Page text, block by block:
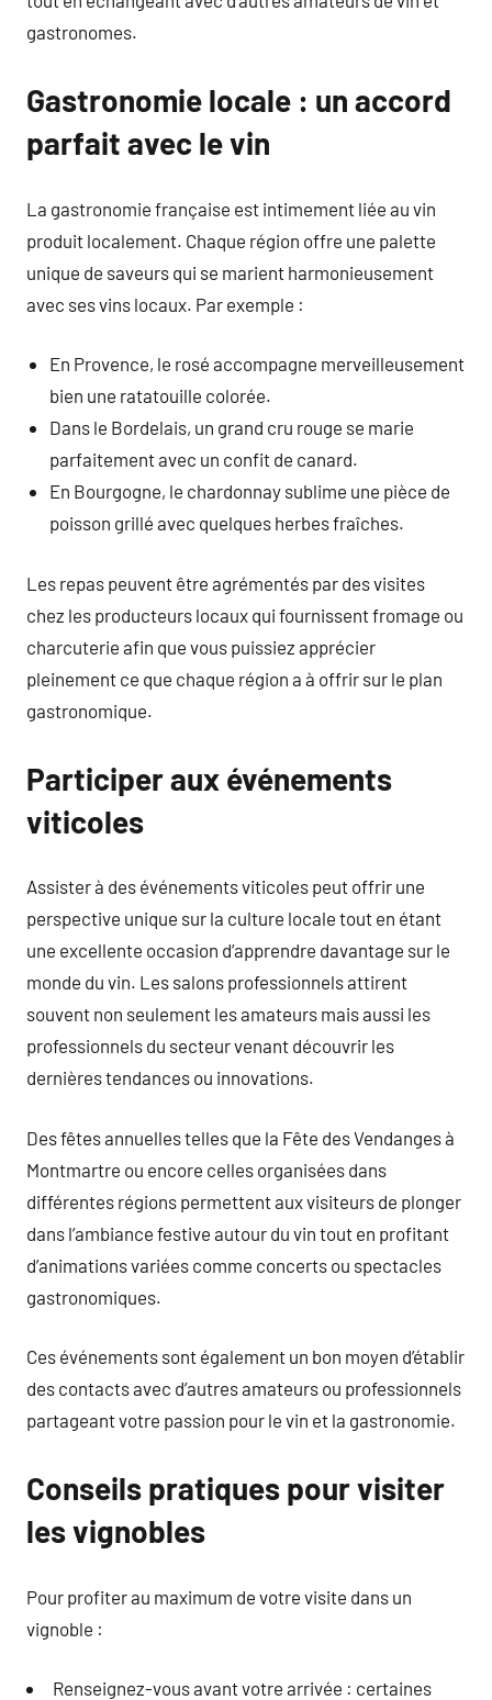
gastronomes.
Gastronomie locale : un accord
parfait avec le vin
La gastronomie française est intimement liée au vin
produit localement. Chaque région offre une palette
unique de saveurs qui se marient harmonieusement
avec ses vins locaux. Par exemple :
En Provence, le rosé accompagne merveilleusement
bien une ratatouille colorée.
Dans le Bordelais, un grand cru rouge se marie
parfaitement avec un confit de canard.
En Bourgogne, le chardonnay sublime une pièce de
poisson grillé avec quelques herbes fraîches.
Les repas peuvent être agrémentés par des visites
chez les producteurs locaux qui fournissent fromage ou
charcuterie afin que vous puissiez apprécier
pleinement ce que chaque région a à offrir sur le plan
gastronomique.
Participer aux événements
viticoles
Assister à des événements viticoles peut offrir une
perspective unique sur la culture locale tout en étant
une excellente occasion d’apprendre davantage sur le
monde du vin. Les salons professionnels attirent
souvent non seulement les amateurs mais aussi les
professionnels du secteur venant découvrir les
dernières tendances ou innovations.
Des fêtes annuelles telles que la Fête des Vendanges à
Montmartre ou encore celles organisées dans
différentes régions permettent aux visiteurs de plonger
dans l’ambiance festive autour du vin tout en profitant
d’animations variées comme concerts ou spectacles
gastronomiques.
Ces événements sont également un bon moyen d’établir
des contacts avec d’autres amateurs ou professionnels
partageant votre passion pour le vin et la gastronomie.
Conseils pratiques pour visiter
les vignobles
Pour profiter au maximum de votre visite dans un
vignoble :
Renseignez-vous avant votre arrivée : certaines